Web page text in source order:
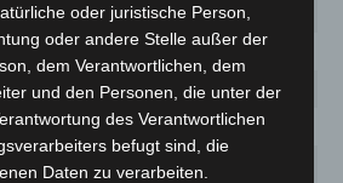
914
60,0
947
146,0
487
120,6
2938
126,1
496
oder juristische Person,
oder andere Stelle außer der
dem Verantwortlichen, dem
und den Personen, die unter der
des Verantwortlichen
befugt sind, die
Daten zu verarbeiten.